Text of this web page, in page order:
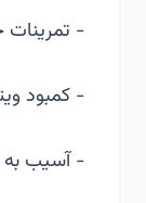
- تمرینات
- کمبود
- آسیب به